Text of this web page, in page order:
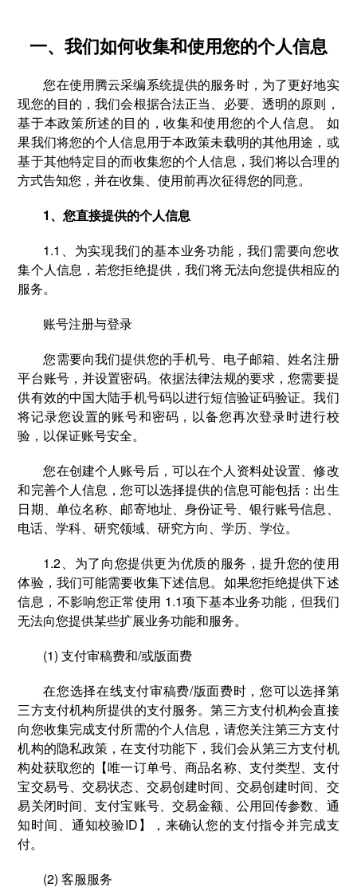
一、我们如何收集和使用您的个人信息
您在使用腾云采编系统提供的服务时，为了更好地实
现您的目的，我们会根据合法正当、必要、透明的原则，
基于本政策所述的目的，收集和使用您的个人信息。 如
果我们将您的个人信息用于本政策未载明的其他用途，或
基于其他特定目的而收集您的个人信息，我们将以合理的
方式告知您，并在收集、使用前再次征得您的同意。
1、您直接提供的个人信息
1.1、为实现我们的基本业务功能，我们需要向您收
集个人信息，若您拒绝提供，我们将无法向您提供相应的
服务。
账号注册与登录
您需要向我们提供您的手机号、电子邮箱、姓名注册
平台账号，并设置密码。依据法律法规的要求，您需要提
供有效的中国大陆手机号码以进行短信验证码验证。我们
将记录您设置的账号和密码，以备您再次登录时进行校
验，以保证账号安全。
您在创建个人账号后，可以在个人资料处设置、修改
和完善个人信息，您可以选择提供的信息可能包括：出生
日期、单位名称、邮寄地址、身份证号、银行账号信息、
电话、学科、研究领域、研究方向、学历、学位。
1.2、为了向您提供更为优质的服务，提升您的使用
体验，我们可能需要收集下述信息。如果您拒绝提供下述
信息，不影响您正常使用 1.1项下基本业务功能，但我们
无法向您提供某些扩展业务功能和服务。
(1) 支付审稿费和/或版面费
在您选择在线⽀付审稿费/版面费时，您可以选择第
三方支付机构所提供的⽀付服务。第三方支付机构会直接
向您收集完成支付所需的个人信息，请您关注第三方支付
机构的隐私政策，在支付功能下，我们会从第三方支付机
构处获取您的【唯一订单号、商品名称、支付类型、支付
宝交易号、交易状态、交易创建时间、交易创建时间、交
易关闭时间、支付宝账号、交易金额、公用回传参数、通
知时间、通知校验ID】，来确认您的支付指令并完成支
付。
(2) 客服服务